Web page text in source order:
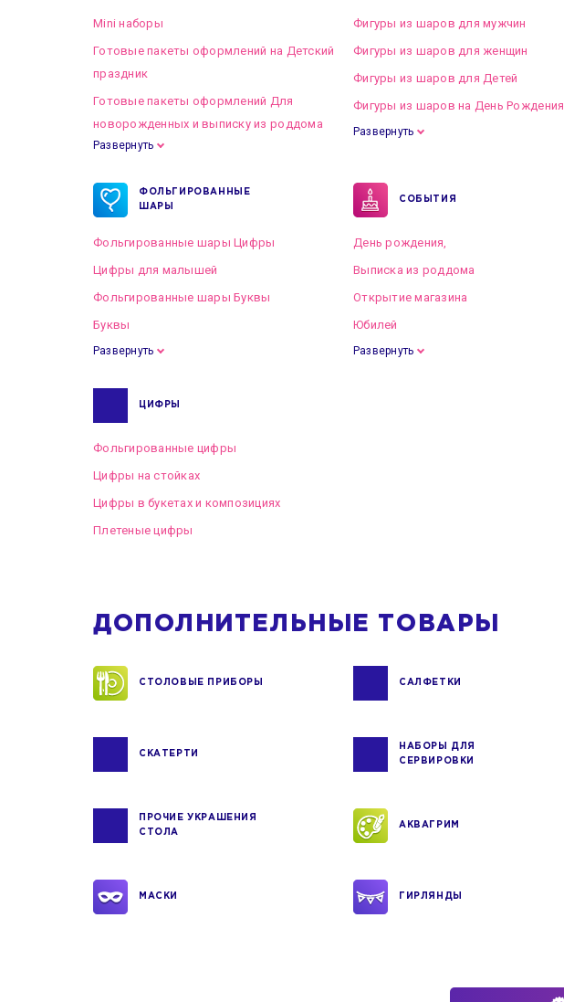
Mini наборы
Готовые пакеты оформлений на Детский
праздник
Готовые пакеты оформлений Для
новорожденных и выписку из роддома
Готовые пакеты оформлений на Свадьбу
Развернуть
Фигуры из шаров для мужчин
Фигуры из шаров для женщин
Фигуры из шаров для Детей
Фигуры из шаров на День Рождения
Развернуть
ФОЛЬГИРОВАННЫЕ
ШАРЫ
Фольгированные шары Цифры
Цифры для малышей
Фольгированные шары Буквы
Буквы
Развернуть
СОБЫТИЯ
День рождения,
Выписка из роддома
Открытие магазина
Юбилей
Развернуть
ЦИФРЫ
Фольгированные цифры
Цифры на стойках
Цифры в букетах и композициях
Плетеные цифры
ДОПОЛНИТЕЛЬНЫЕ ТОВАРЫ
СТОЛОВЫЕ ПРИБОРЫ САЛФЕТКИ
СКАТЕРТИ
НАБОРЫ ДЛЯ
СЕРВИРОВКИ
ПРОЧИЕ УКРАШЕНИЯ
СТОЛА
АКВАГРИМ
МАСКИ ГИРЛЯНДЫ